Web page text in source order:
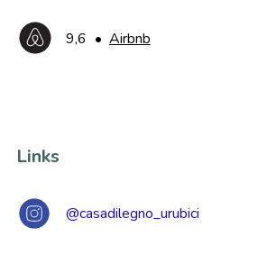
9,6 • Airbnb
Links
@casadilegno_urubici